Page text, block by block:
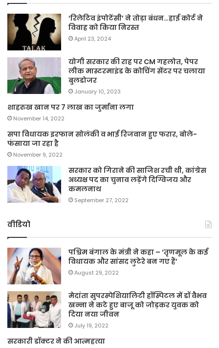
‘रिलेटिव इंपोटेंसी’ ने तोड़ा बंधन…हाई कोर्ट ने
विवाह को किया निरस्त
April 23, 2024
योगी सरकार की राह पर CM गहलोत, पेपर
लीक मास्टरमाइंड के कोचिंग सेंटर पर चलाया
बुलडोजर
January 10, 2023
शाहरुख खान पर 7 लाख का जुर्माना लगा
November 14, 2022
सपा विधायक इरफान सोलंकी व भाई रिजवान हुए फरार, बोले-
फंसाया जा रहा है
November 9, 2022
सरकार को गिराने की साजिश रची थी, कांग्रेस
अध्यक्ष पद का चुनाव लड़ेंगे दिग्विजय और
कमलनाथ
September 27, 2022
वीडियो
पश्चिम बंगाल के मंत्री ने कहा – ‘तृणमूल के कई
विधायक और सांसद लुटेरे बन गए हैं’
August 29, 2022
मेदांता सुपरस्पेशियालिटी हॉस्पिटल में डॉ वैभव
खन्ना ने कटे हुए बाजू को जोड़कर युवक को
दिया नया जीवन
July 19, 2022
सरकारी डॉक्टर ने की आत्महत्या